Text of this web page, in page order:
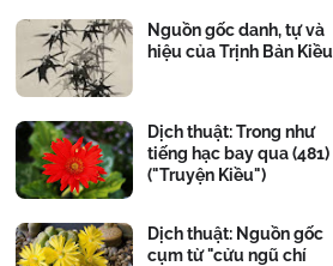
Nguồn gốc danh, tự và
hiệu của Trịnh Bản Kiều
Dịch thuật: Trong như
tiếng hạc bay qua (481)
("Truyện Kiều")
Dịch thuật: Nguồn gốc
cụm từ "cửu ngũ chí